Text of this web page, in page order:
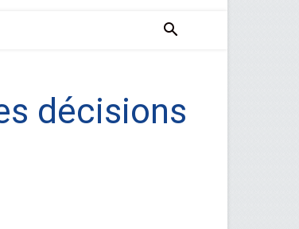
décisions